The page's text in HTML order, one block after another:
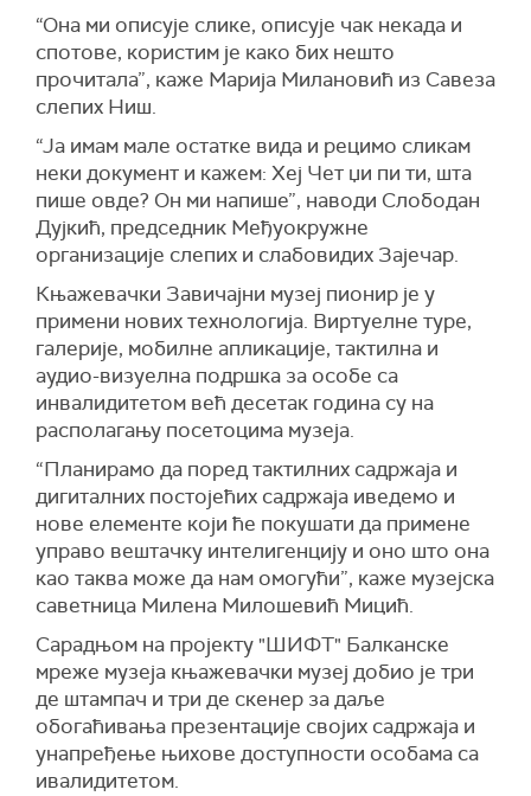
“Она ми описује слике, описује чак некада и
спотове, користим је како бих нешто
прочитала”, каже Марија Милановић из Савеза
слепих Ниш.
“Ја имам мале остатке вида и рецимо сликам
неки документ и кажем: Хеј Чет џи пи ти, шта
пише овде? Он ми напише”, наводи Слободан
Дујкић, председник Међуокружне
организације слепих и слабовидих Зајечар.
Књажевачки Завичајни музеј пионир је у
примени нових технологија. Виртуелне туре,
галерије, мобилне апликације, тактилна и
аудио-визуелна подршка за особе са
инвалидитетом већ десетак година су на
располагању посетоцима музеја.
“Планирамо да поред тактилних садржаја и
дигиталних постојећих садржаја иведемо и
нове елементе који ће покушати да примене
управо вештачку интелигенцију и оно што она
као таква може да нам омогући”, каже музејска
саветница Милена Милошевић Мицић.
Сарадњом на пројекту "ШИФТ" Балканске
мреже музеја књажевачки музеј добио је три
де штампач и три де скенер за даље
обогаћивања презентације својих садржаја и
унапређење њихове доступности особама са
ивалидитетом.